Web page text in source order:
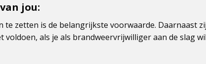
jou:
te zetten is de belangrijkste voorwaarde. Daarnaast
voldoen, als je als brandweervrijwilliger aan de slag